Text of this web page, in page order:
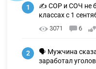
1
✍️ СОР и СОЧ не
классах с 1
3071 6
2
🗣 Мужчина
заработал